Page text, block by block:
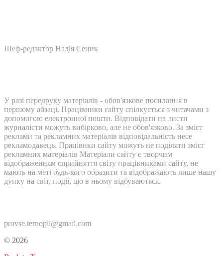
Шеф-редактор Надія Сеник
У разі передруку матеріалів - обов'язкове посилання в
першому абзаці. Працівники сайту спілкується з читачами з
допомогою електронної пошти. Відповідати на листи
журналісти можуть вибірково, але не обов'язково. За зміст
реклами та рекламних матеріалів відповідальність несе
рекламодавець. Працівнки сайту можуть не поділяти зміст
рекламних матеріалів Матеріали сайту є творчим
відображенням сприйняття світу працівниками сайту, не
мають на меті будь-кого образити та відображають лише нашу
дуику на світ, події, що в ньому відбуваються.
provse.ternopil@gmail.com
© 2026